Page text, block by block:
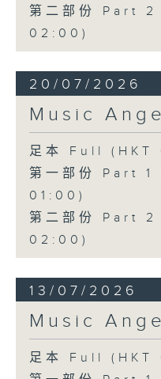
第二部份 Part
02:00)
20/07/2026
Music
足本 Full
第一部份 Part
01:00)
第二部份 Part
02:00)
13/07/2026
Music
足本 Full